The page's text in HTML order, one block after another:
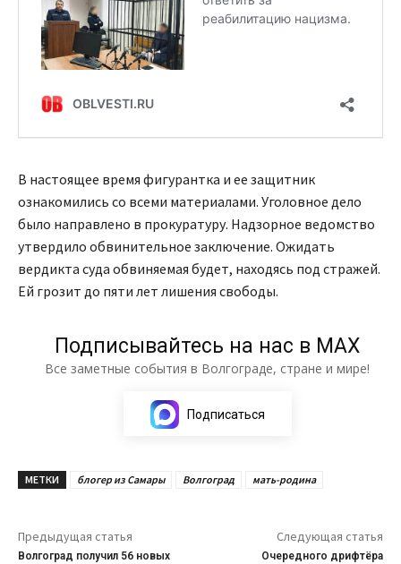
В настоящее время фигурантка и ее защитник
ознакомились со всеми материалами. Уголовное дело
было направлено в прокуратуру. Надзорное ведомство
утвердило обвинительное заключение. Ожидать
вердикта суда обвиняемая будет, находясь под стражей.
Ей грозит до пяти лет лишения свободы.
Подписывайтесь на нас в МАХ
Все заметные события в Волгограде, стране и мире!
Подписаться
МЕТКИ блогер из Самары Волгоград мать-родина
Предыдущая статья
Волгоград получил 56 новых
Следующая статья
Очередного дрифтёра